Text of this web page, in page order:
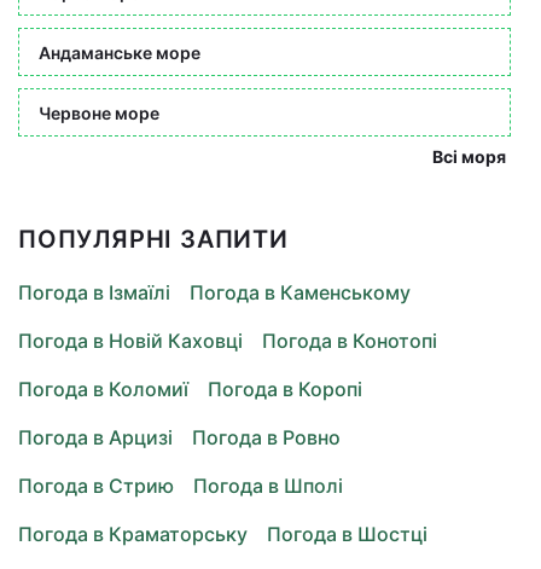
Андаманське море
Червоне море
Всі моря
ПОПУЛЯРНІ ЗАПИТИ
Погода в Ізмаїлі
Погода в Каменському
Погода в Новій Каховці
Погода в Конотопі
Погода в Коломиї
Погода в Коропі
Погода в Арцизі
Погода в Ровно
Погода в Стрию
Погода в Шполі
Погода в Краматорську
Погода в Шостці